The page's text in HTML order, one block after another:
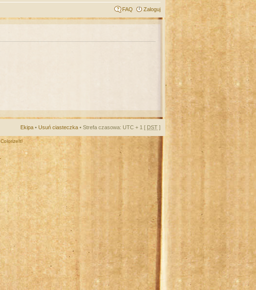
FAQ Zaloguj
Ekipa • Usuń ciasteczka • Strefa czasowa: UTC + 1 [ DST ]
ColorizeIt!